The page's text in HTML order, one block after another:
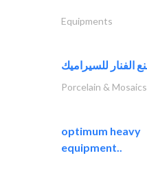
Equipments
Porcelain & Mosaics
optimum heavy
equipment..